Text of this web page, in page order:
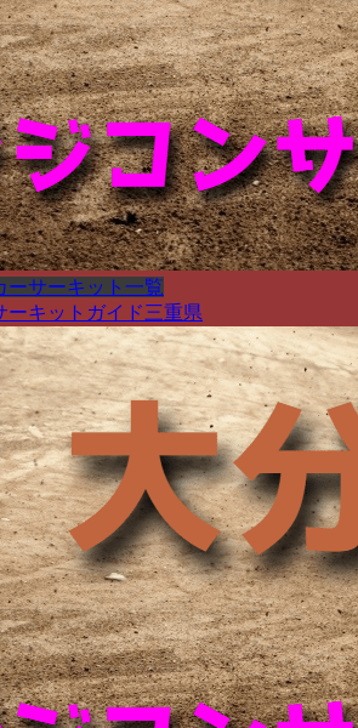
ーサーキット一覧
ーキットガイド三重県